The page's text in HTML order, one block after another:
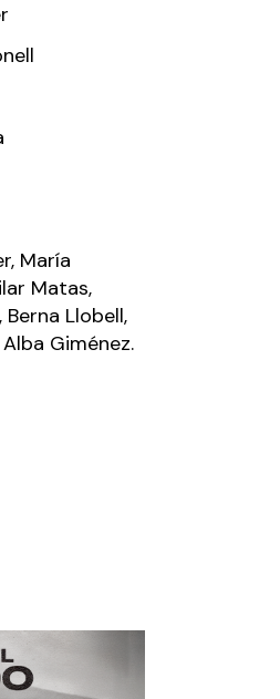
María
Matas,
Berna Llobell,
Giménez.